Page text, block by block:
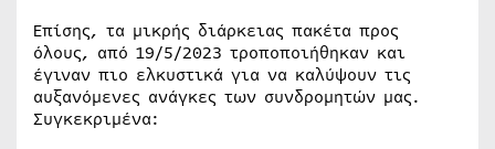
Επίσης, τα μικρής διάρκειας πακέτα προς
όλους, από 19/5/2023 τροποποιήθηκαν και
έγιναν πιο ελκυστικά για να καλύψουν τις
αυξανόμενες ανάγκες των συνδρομητών μας.
Συγκεκριμένα: